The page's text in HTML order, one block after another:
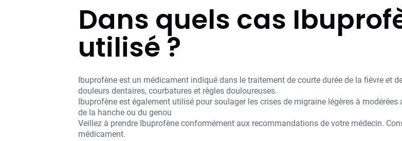
Dans quels cas
utilisé ?
Ibuprofène est un médicament indiqué dans le traitement de courte durée de la fièvre et
douleurs dentaires, courbatures et règles douloureuses.
Ibuprofène est également utilisé pour soulager les crises de migraine légères à
de la hanche ou du genou
Veillez à prendre Ibuprofène conformément aux recommandations de votre médecin.
médicament.